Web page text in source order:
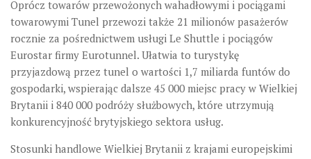
Oprócz towarów przewożonych wahadłowymi i pociągami
towarowymi Tunel przewozi także 21 milionów pasażerów
rocznie za pośrednictwem usługi Le Shuttle i pociągów
Eurostar firmy Eurotunnel. Ułatwia to turystykę
przyjazdową przez tunel o wartości 1,7 miliarda funtów do
gospodarki, wspierając dalsze 45 000 miejsc pracy w Wielkiej
Brytanii i 840 000 podróży służbowych, które utrzymują
konkurencyjność brytyjskiego sektora usług.
Stosunki handlowe Wielkiej Brytanii z krajami europejskimi